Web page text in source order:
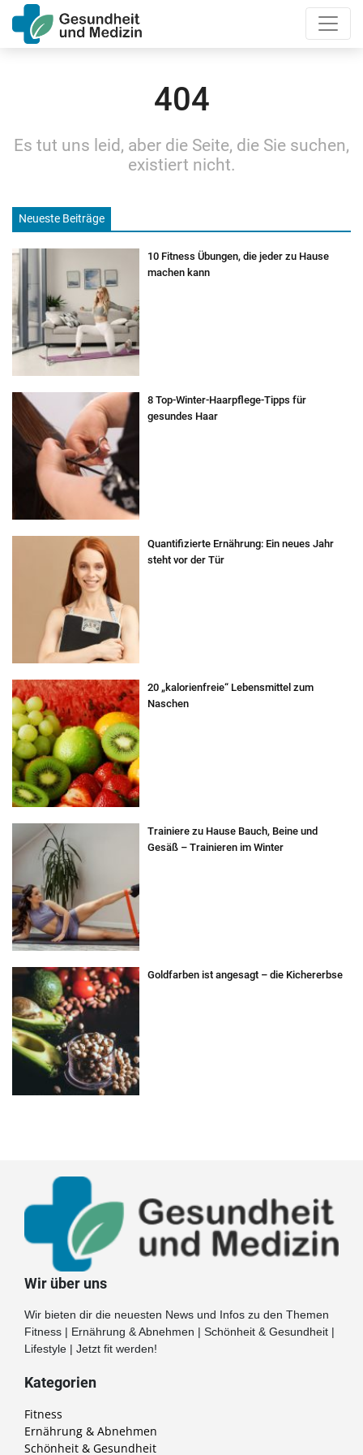
404
Es tut uns leid, aber die Seite, die Sie suchen,
existiert nicht.
Neueste Beiträge
10 Fitness Übungen, die jeder zu Hause
machen kann
8 Top-Winter-Haarpflege-Tipps für
gesundes Haar
Quantifizierte Ernährung: Ein neues Jahr
steht vor der Tür
20 „kalorienfreie“ Lebensmittel zum
Naschen
Trainiere zu Hause Bauch, Beine und
Gesäß – Trainieren im Winter
Goldfarben ist angesagt – die Kichererbse
Wir über uns
Wir bieten dir die neuesten News und Infos zu den Themen
Fitness | Ernährung & Abnehmen | Schönheit & Gesundheit |
Lifestyle | Jetzt fit werden!
Kategorien
Fitness
Ernährung & Abnehmen
Schönheit & Gesundheit